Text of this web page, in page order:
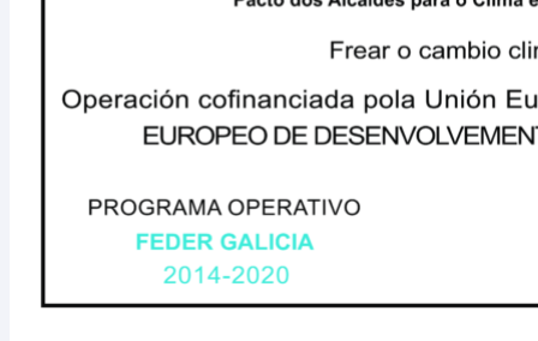
Innovación Tecnolóxica
Medio
Tratamento do Lixo
Medio Rural
Tráfico
Ensino
Ensino
Biblioteca
Lingua
Benestar Social